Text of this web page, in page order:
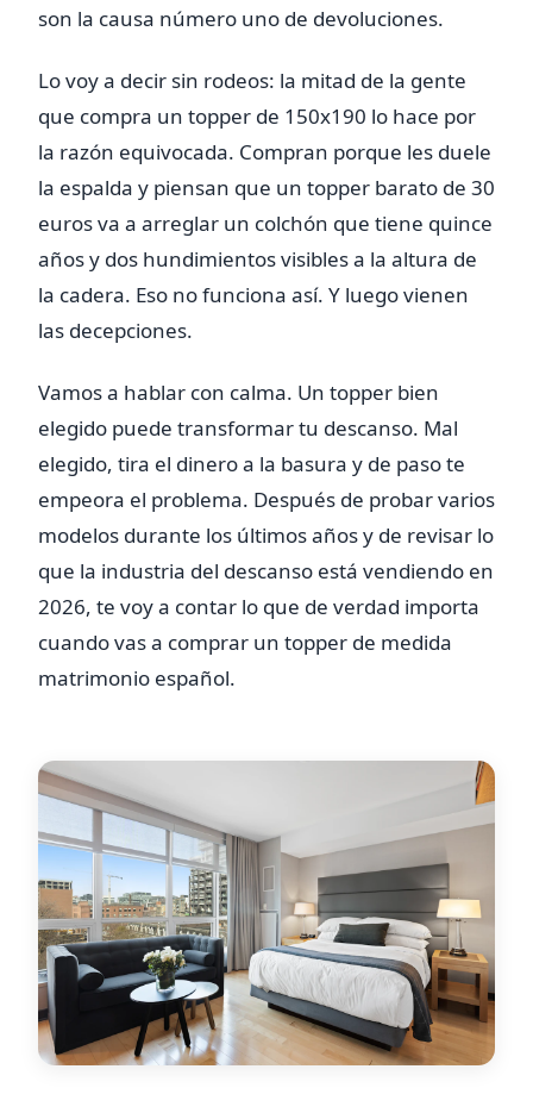
son la causa número uno de devoluciones.
Lo voy a decir sin rodeos: la mitad de la gente
que compra un topper de 150x190 lo hace por
la razón equivocada. Compran porque les duele
la espalda y piensan que un topper barato de 30
euros va a arreglar un colchón que tiene quince
años y dos hundimientos visibles a la altura de
la cadera. Eso no funciona así. Y luego vienen
las decepciones.
Vamos a hablar con calma. Un topper bien
elegido puede transformar tu descanso. Mal
elegido, tira el dinero a la basura y de paso te
empeora el problema. Después de probar varios
modelos durante los últimos años y de revisar lo
que la industria del descanso está vendiendo en
2026, te voy a contar lo que de verdad importa
cuando vas a comprar un topper de medida
matrimonio español.